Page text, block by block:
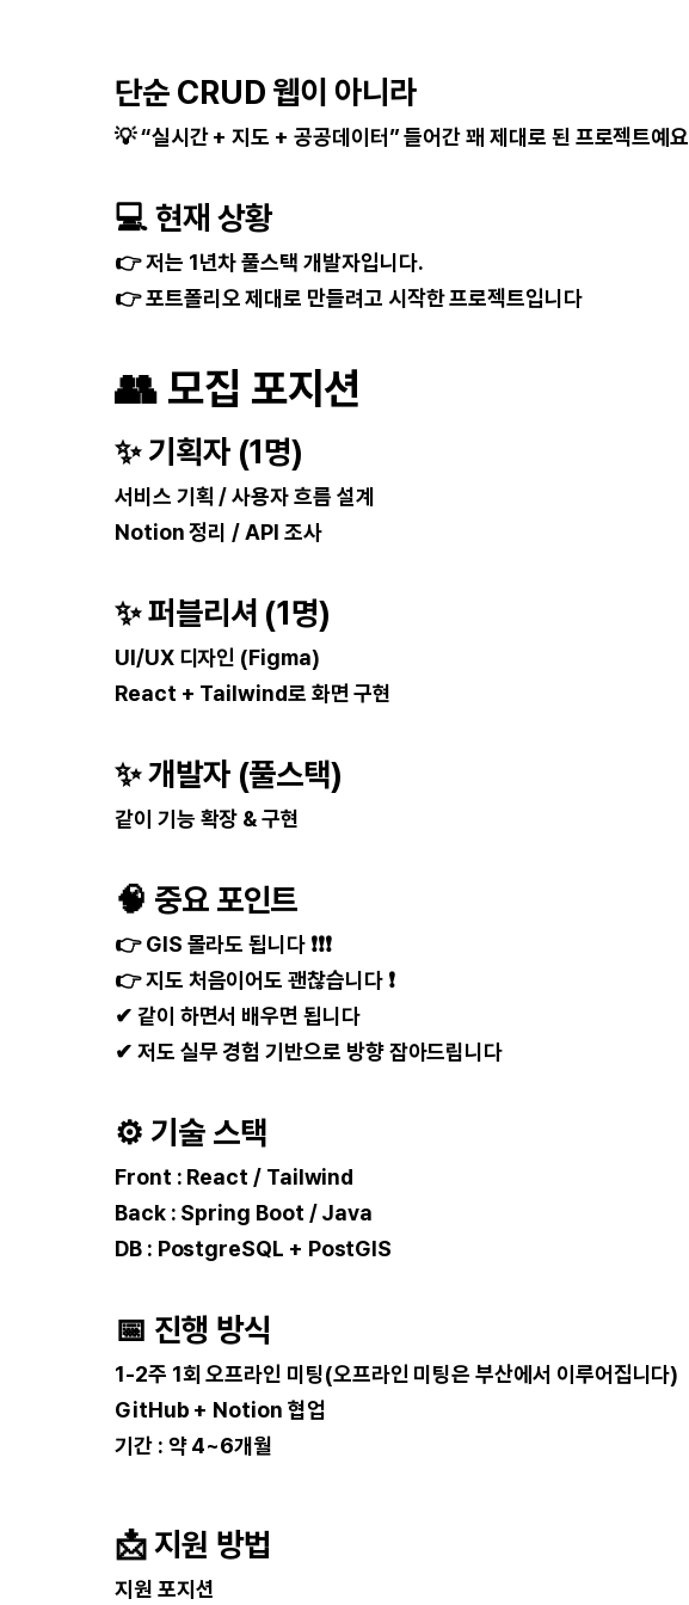
단순 CRUD 웹이 아니라
💡 “실시간 + 지도 + 공공데이터” 들어간 꽤 제대로 된 프로젝트예요
💻현재 상황
👉 저는 1년차 풀스택 개발자입니다.
👉 포트폴리오 제대로 만들려고 시작한 프로젝트입니다
👥 모집 포지션
✨기획자 (1명)
서비스 기획 / 사용자 흐름 설계
Notion 정리 / API 조사
✨퍼블리셔 (1명)
UI/UX 디자인 (Figma)
React + Tailwind로 화면 구현
✨개발자 (풀스택)
같이 기능 확장 & 구현
🧠 중요 포인트
👉 GIS 몰라도 됩니다 ❗❗❗
👉 지도 처음이어도 괜찮습니다 ❗
✔ 같이 하면서 배우면 됩니다
✔ 저도 실무 경험 기반으로 방향 잡아드립니다
⚙ 기술 스택
Front : React / Tailwind
Back : Spring Boot / Java
DB : PostgreSQL + PostGIS
📅 진행 방식
1-2주 1회 오프라인 미팅(오프라인 미팅은 부산에서 이루어집니다)
GitHub + Notion 협업
기간 : 약 4~6개월
📩지원 방법
지원 포지션